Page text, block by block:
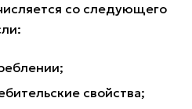
со следующего
свойства;